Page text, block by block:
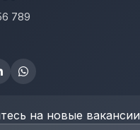
789
на новые вакансии